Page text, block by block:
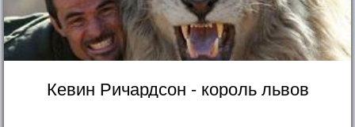
Кевин Ричардсон - король львов